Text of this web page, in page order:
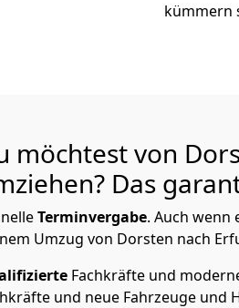
kümmern
möchtest von
Das
Terminvergabe. Auch wenn
Umzug von Dorsten nach
Fachkräfte und
und neue Fahrzeuge und